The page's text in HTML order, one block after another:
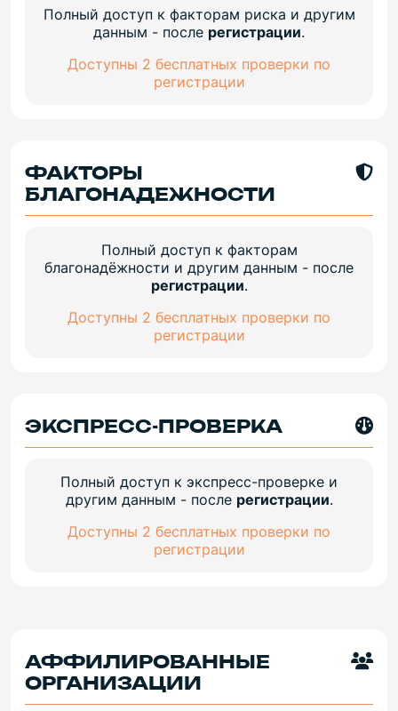
Полный доступ к факторам риска и другим
данным - после регистрации.
Доступны 2 бесплатных проверки по
регистрации
ФАКТОРЫ
БЛАГОНАДЕЖНОСТИ
Полный доступ к факторам
благонадёжности и другим данным - после
регистрации.
Доступны 2 бесплатных проверки по
регистрации
ЭКСПРЕСС-ПРОВЕРКА
Полный доступ к экспресс-проверке и
другим данным - после регистрации.
Доступны 2 бесплатных проверки по
регистрации
АФФИЛИРОВАННЫЕ
ОРГАНИЗАЦИИ